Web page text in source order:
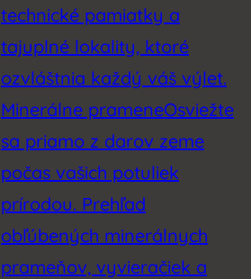
technické pamiatky a
tajuplné lokality, ktoré
ozvláštnia každý váš výlet.
Minerálne prameneOsviežte
sa priamo z darov zeme
počas vašich potuliek
prírodou. Prehľad
obľúbených minerálnych
prameňov, vyvieračiek a